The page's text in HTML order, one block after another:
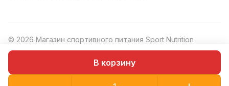
В корзину
© 2026 Магазин спортивного питания Sport Nutrition
Рекомендательные
технологии